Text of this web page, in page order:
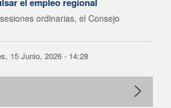
ordinarias, el Consejo
15 Junio, 2026 - 14:28